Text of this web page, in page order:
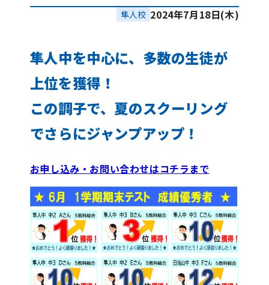
隼人校 2024年7月18日(木)
隼人中を中心に、多数の生徒が
上位を獲得！
この調子で、夏のスクーリング
でさらにジャンプアップ！
お申し込み・お問い合わせはコチラまで